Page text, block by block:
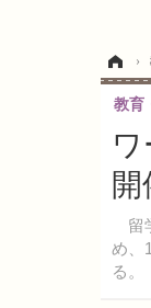
›
留
め、
る。
教育